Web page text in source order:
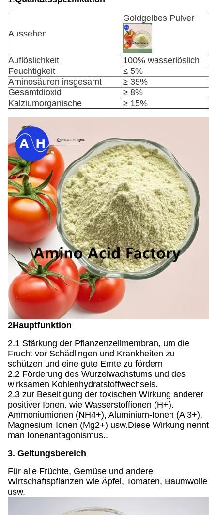
Aussehen
Goldgelbes Pulver
Auflöslichkeit
100% wasserlöslich
Feuchtigkeit
≤ 5%
Aminosäuren insgesamt
≥ 35%
Gesamtdioxid
≥ 8%
Kalziumorganische
≥ 15%
2Hauptfunktion
2.1 Stärkung der Pflanzenzellmembran, um die
Frucht vor Schädlingen und Krankheiten zu
schützen und eine gute Ernte zu fördern
2.2 Förderung des Wurzelwachstums und des
wirksamen Kohlenhydratstoffwechsels.
2.3 zur Beseitigung der toxischen Wirkung anderer
positiver Ionen, wie Wasserstoffionen (H+),
Ammoniumionen (NH4+), Aluminium-Ionen (Al3+),
Magnesium-Ionen (Mg2+) usw.Diese Wirkung nennt
man Ionenantagonismus..
3. Geltungsbereich
Für alle Früchte, Gemüse und andere
Wirtschaftspflanzen wie Äpfel, Tomaten, Baumwolle
usw.